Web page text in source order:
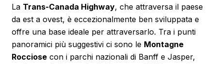
La Trans-Canada Highway, che attraversa il paese
da est a ovest, è eccezionalmente ben sviluppata e
offre una base ideale per attraversarlo. Tra i punti
panoramici più suggestivi ci sono le Montagne
Rocciose con i parchi nazionali di Banff e Jasper,